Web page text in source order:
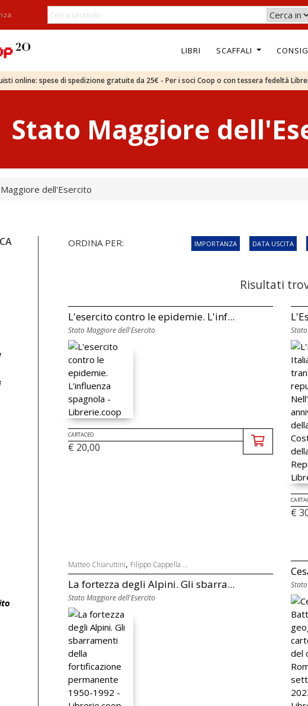
LIBRI SCAFFALI
online: spese di spedizione gratuite da 25€ - Per i soci Coop o con tessera fedeltà
Stato Maggiore
dell'Esercito
ORDINA PER: IMPORTANZA DATA USCITA
Risultati
L'esercito contro le epidemie. L'inf...
Stato Maggiore dell'Esercito
CARTACEO
€ 20,00
€
Matteo Chiaruttini, Filippo Cappella ...
La fortezza degli Alpini. Gli sbarra...
Stato Maggiore dell'Esercito